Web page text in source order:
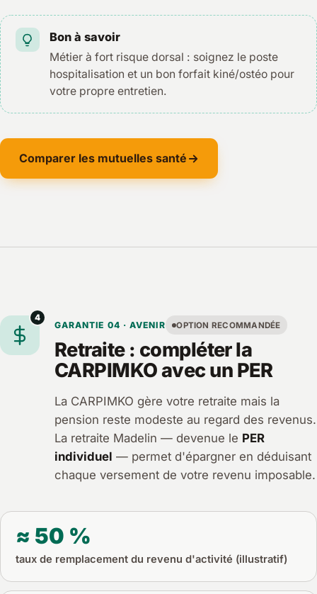
Bon à savoir
Métier à fort risque dorsal : soignez le poste
hospitalisation et un bon forfait kiné/ostéo pour
votre propre entretien.
Comparer les mutuelles santé
4
GARANTIE 04 · AVENIR OPTION RECOMMANDÉE
Retraite : compléter la
CARPIMKO avec un PER
La CARPIMKO gère votre retraite mais la
pension reste modeste au regard des revenus.
La retraite Madelin — devenue le PER
individuel — permet d'épargner en déduisant
chaque versement de votre revenu imposable.
≈ 50 %
taux de remplacement du revenu d'activité (illustratif)